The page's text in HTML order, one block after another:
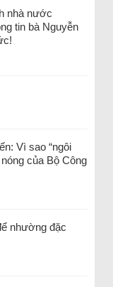
nhà nước
tin bà Nguyễn
Vì sao “ngôi
của Bộ Công
nhường đặc